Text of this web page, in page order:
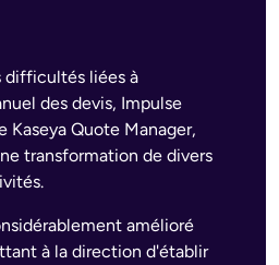
difficultés liées à
des devis, Impulse
Kaseya Quote Manager,
transformation de divers
amélioré
à la direction d'établir